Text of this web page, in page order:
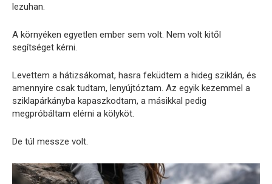
lezuhan.
A környéken egyetlen ember sem volt. Nem volt kitől
segítséget kérni.
Levettem a hátizsákomat, hasra feküdtem a hideg sziklán, és
amennyire csak tudtam, lenyújtóztam. Az egyik kezemmel a
sziklapárkányba kapaszkodtam, a másikkal pedig
megpróbáltam elérni a kölyköt.
De túl messze volt.